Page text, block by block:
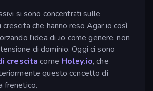
si sono concentrati sulle
crescita che hanno reso Agar.io così
l'idea di .io come genere, non
di dominio. Oggi ci sono
crescita come Holey.io, che
questo concetto di
frenetico.